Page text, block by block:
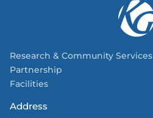
Research & Community Services
Partnership
Facilities
Address